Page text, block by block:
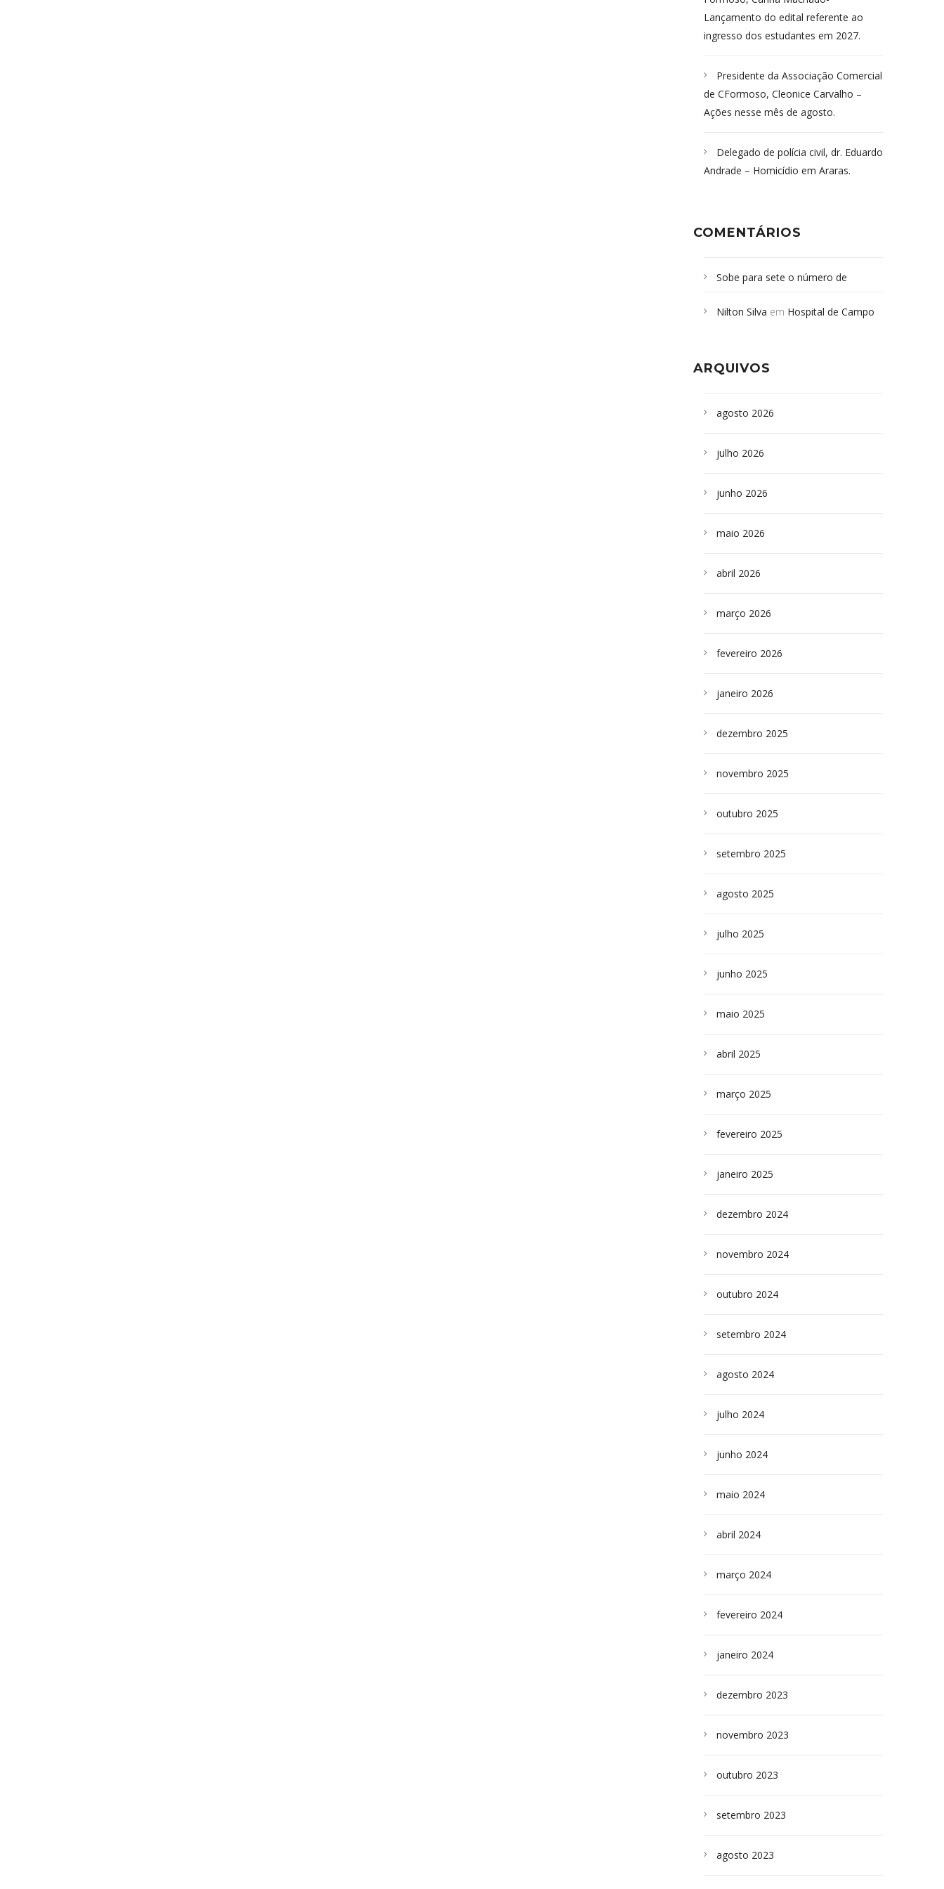
Lançamento do edital referente ao
ingresso dos estudantes em 2027.
Presidente da Associação Comercial
de CFormoso, Cleonice Carvalho –
Ações nesse mês de agosto.
Delegado de polícia civil, dr. Eduardo
Andrade – Homicídio em Araras.
COMENTÁRIOS
Sobe para sete o número de
desabamento em São Paulo - Revista
sepultados em SP
Nilton Silva em Hospital de Campo
ARQUIVOS
agosto 2026
julho 2026
junho 2026
maio 2026
abril 2026
março 2026
fevereiro 2026
janeiro 2026
dezembro 2025
novembro 2025
outubro 2025
setembro 2025
agosto 2025
julho 2025
junho 2025
maio 2025
abril 2025
março 2025
fevereiro 2025
janeiro 2025
dezembro 2024
novembro 2024
outubro 2024
setembro 2024
agosto 2024
julho 2024
junho 2024
maio 2024
abril 2024
março 2024
fevereiro 2024
janeiro 2024
dezembro 2023
novembro 2023
outubro 2023
setembro 2023
agosto 2023